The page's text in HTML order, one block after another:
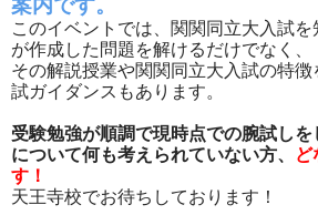
案内です。
このイベントでは、関関同立大入試
が作成した問題を解けるだけでなく、
その解説授業や関関同立大入試の特徴
試ガイダンスもあります。
受験勉強が順調で現時点での腕試し
について何も考えられていない方、
ど
す！
天王寺校でお待ちしております！